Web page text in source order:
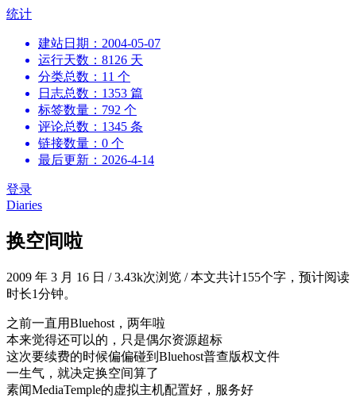
跳
统计
建站日期：2004-05-07
运行天数：8126 天
分类总数：11 个
日志总数：1353 篇
标签数量：792 个
评论总数：1345 条
链接数量：0 个
最后更新：2026-4-14
登录
Diaries
换空间啦
2009 年 3 月 16 日 /3.43k次浏览 /本文共计155个字，预计阅读
时长1分钟。
之前一直用Bluehost，两年啦
本来觉得还可以的，只是偶尔资源超标
这次要续费的时候偏偏碰到Bluehost普查版权文件
一生气，就决定换空间算了
素闻MediaTemple的虚拟主机配置好，服务好